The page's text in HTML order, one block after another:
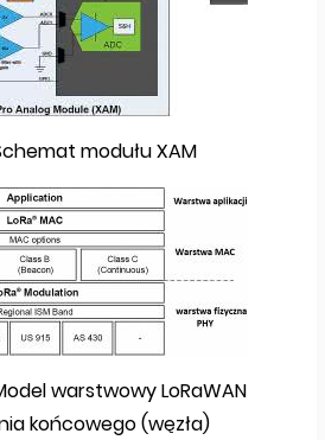
modułu XAM
warstwowy LoRaWAN
końcowego (węzła)